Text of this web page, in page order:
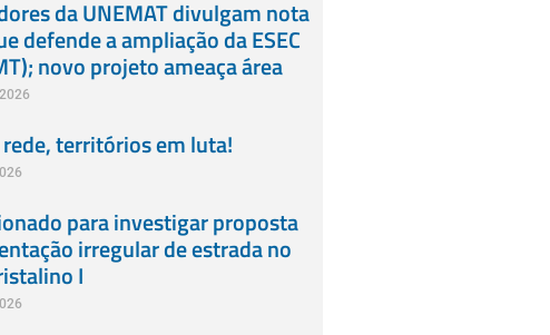
da UNEMAT divulgam nota
defende a ampliação da ESEC
novo projeto ameaça área
territórios em luta!
para investigar proposta
irregular de estrada no
I